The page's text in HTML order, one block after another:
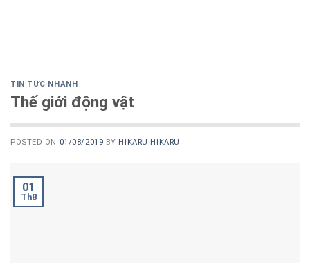
TIN TỨC NHANH
Thế giới động vật
POSTED ON 01/08/2019 BY HIKARU HIKARU
01
Th8